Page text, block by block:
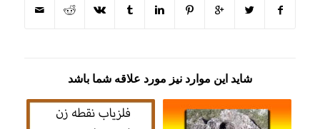
شاید این موارد نیز مورد علاقه شما باشد